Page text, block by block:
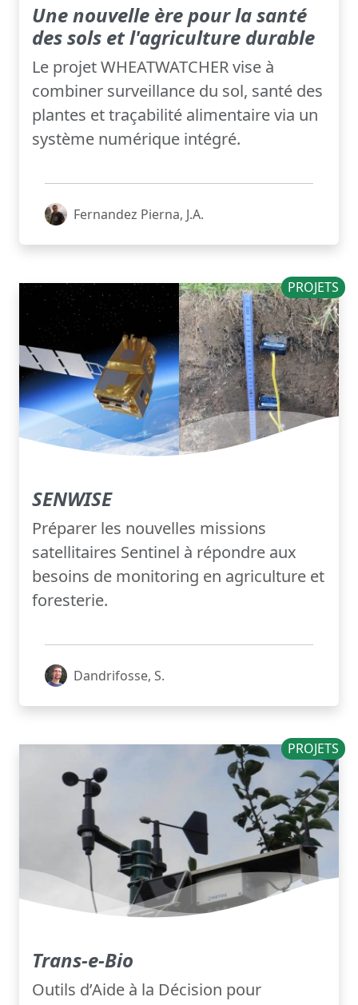
Une nouvelle ère pour la santé
des sols et l'agriculture durable
Le projet WHEATWATCHER vise à
combiner surveillance du sol, santé des
plantes et traçabilité alimentaire via un
système numérique intégré.
Fernandez Pierna, J.A.
PROJETS
SENWISE
Préparer les nouvelles missions
satellitaires Sentinel à répondre aux
besoins de monitoring en agriculture et
foresterie.
Dandrifosse, S.
PROJETS
Trans-e-Bio
Outils d’Aide à la Décision pour